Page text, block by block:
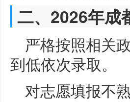
二、2026年成
严格按照相关
到低依次录取。
对志愿填报不